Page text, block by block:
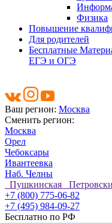
Физика
Повышение
Для родителей
Бесплатные
ЕГЭ и ОГЭ
Ваш регион: Москва
Сменить регион:
Москва
Орел
Чебоксары
Ивантеевка
Наб. Челны
Пушкинская
+7 (800) 775-06-82
+7 (495) 984-09-27
Бесплатно по РФ